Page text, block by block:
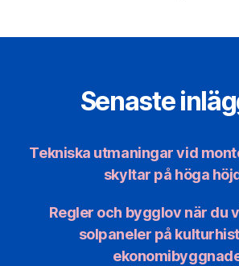
Senaste
Tekniska utmaningar vid
skyltar på höga
Regler och bygglov när du
solpaneler på